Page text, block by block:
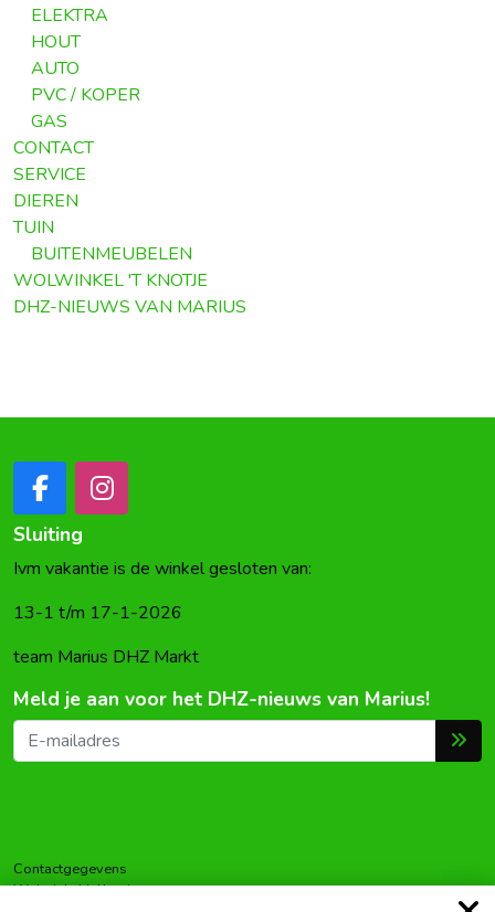
ELEKTRA
HOUT
AUTO
PVC / KOPER
GAS
CONTACT
SERVICE
DIEREN
TUIN
BUITENMEUBELEN
WOLWINKEL 'T KNOTJE
DHZ-NIEUWS VAN MARIUS
Sluiting
Ivm vakantie is de winkel gesloten van:
13-1 t/m 17-1-2026
team Marius DHZ Markt
Meld je aan voor het DHZ-nieuws van Marius!
Contactgegevens
Wolwinkel 't Knotje